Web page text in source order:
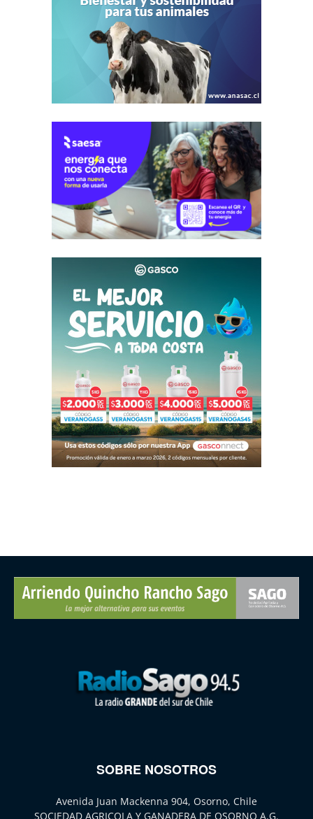
SOBRE NOSOTROS
Avenida Juan Mackenna 904, Osorno, Chile
SOCIEDAD AGRICOLA Y GANADERA DE OSORNO A.G.